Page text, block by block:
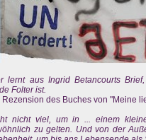
lernt aus Ingrid Betancourts
Folter ist.
des Buches von "Meine
nicht viel, um in ... einem
zu gelten. Und von der